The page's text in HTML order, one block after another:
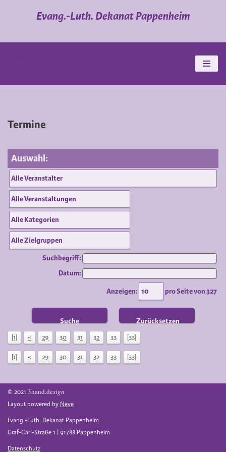
Evang.-Luth. Dekanat Pappenheim
Termine
Auswahl:
Suchbegriff:
Datum:
Anzeigen: pro Seite von327
Suche Zurücksetzen
[1] « 29 30 31 32 33 [33]
[1] « 29 30 31 32 33 [33]
© 2021 3hand.design
Layout powered by Neve
Evang.-Luth. Dekanat Pappenheim
Graf-Carl-Straße 1 | 91788 Pappenheim
Datenschutz